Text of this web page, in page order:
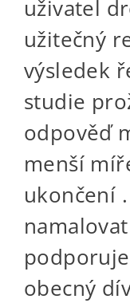
uživatel
užitečný
výsledek
studie
odpověď
menší
ukončení
obecný